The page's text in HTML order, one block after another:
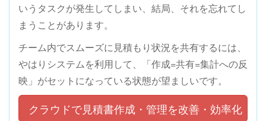
いうタスクが発生してしまい、結局、それを忘れてし
まうことがあります。
チーム内でスムーズに見積もり状況を共有するには、
やはりシステムを利用して、「作成=共有=集計への反
映」がセットになっている状態が望ましいです。
クラウドで見積書作成・管理を改善・効率化